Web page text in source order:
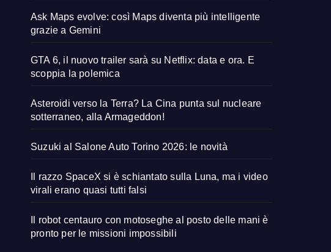
Ask Maps evolve: così Maps diventa più intelligente
grazie a Gemini
GTA 6, il nuovo trailer sarà su Netflix: data e ora. E
scoppia la polemica
Asteroidi verso la Terra? La Cina punta sul nucleare
sotterraneo, alla Armageddon!
Suzuki al Salone Auto Torino 2026: le novità
Il razzo SpaceX si è schiantato sulla Luna, ma i video
virali erano quasi tutti falsi
Il robot centauro con motoseghe al posto delle mani è
pronto per le missioni impossibili